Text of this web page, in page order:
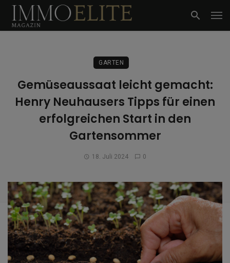
GARTEN
Gemüseaussaat leicht gemacht:
Henry Neuhausers Tipps für einen
erfolgreichen Start in den
Gartensommer
18. Juli 2024 0